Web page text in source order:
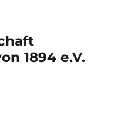
1894 e.V.